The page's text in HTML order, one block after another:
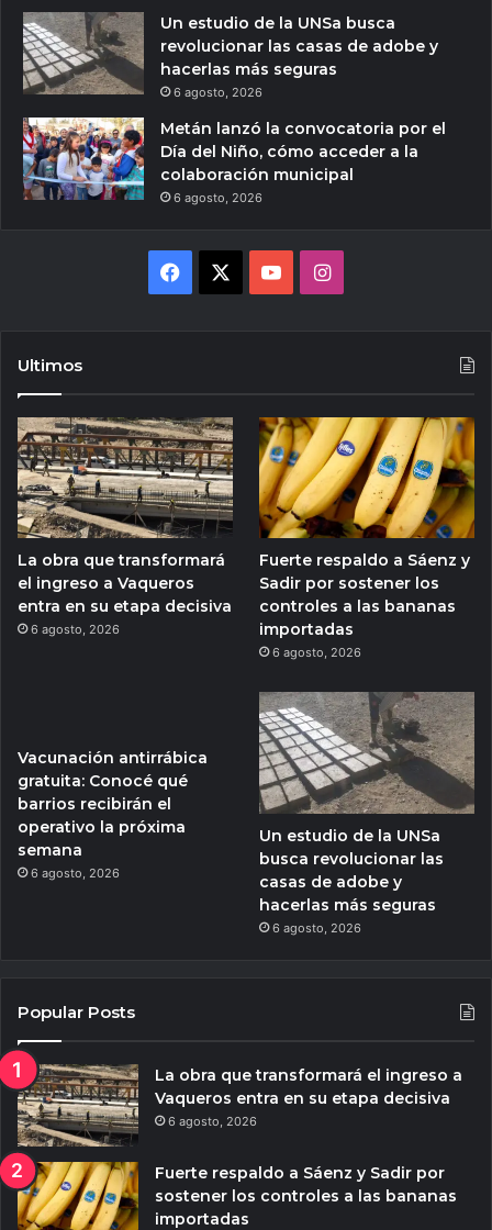
Un estudio de la UNSa busca
revolucionar las casas de adobe y
hacerlas más seguras
6 agosto, 2026
Metán lanzó la convocatoria por el
Día del Niño, cómo acceder a la
colaboración municipal
6 agosto, 2026
Facebook YouTubeInstagram
Ultimos
La obra que transformará
el ingreso a Vaqueros
entra en su etapa decisiva
6 agosto, 2026
Fuerte respaldo a Sáenz y
Sadir por sostener los
controles a las bananas
importadas
6 agosto, 2026
Vacunación antirrábica
gratuita: Conocé qué
barrios recibirán el
operativo la próxima
semana
6 agosto, 2026
Un estudio de la UNSa
busca revolucionar las
casas de adobe y
hacerlas más seguras
6 agosto, 2026
Popular Posts
La obra que transformará el ingreso a
Vaqueros entra en su etapa decisiva
6 agosto, 2026
Fuerte respaldo a Sáenz y Sadir por
sostener los controles a las bananas
importadas